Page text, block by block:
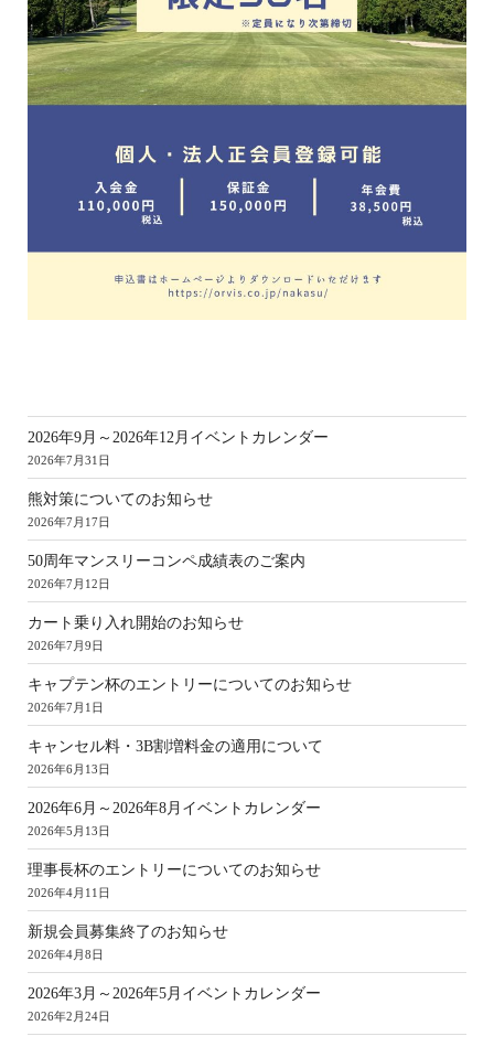
2026年9月～2026年12月イベントカレンダー
2026年7月31日
熊対策についてのお知らせ
2026年7月17日
50周年マンスリーコンペ成績表のご案内
2026年7月12日
カート乗り入れ開始のお知らせ
2026年7月9日
キャプテン杯のエントリーについてのお知らせ
2026年7月1日
キャンセル料・3B割増料金の適用について
2026年6月13日
2026年6月～2026年8月イベントカレンダー
2026年5月13日
理事長杯のエントリーについてのお知らせ
2026年4月11日
新規会員募集終了のお知らせ
2026年4月8日
2026年3月～2026年5月イベントカレンダー
2026年2月24日